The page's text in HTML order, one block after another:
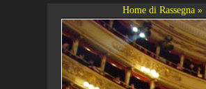
Home di Rassegna »